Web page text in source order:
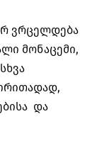
ვრცელდება
მონაცემი,
და